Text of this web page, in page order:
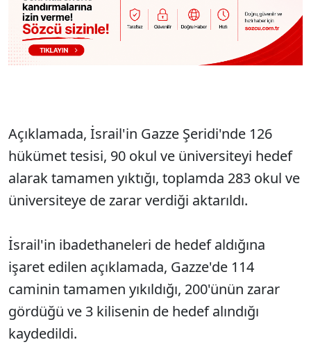
Açıklamada, İsrail'in Gazze Şeridi'nde 126
hükümet tesisi, 90 okul ve üniversiteyi hedef
alarak tamamen yıktığı, toplamda 283 okul ve
üniversiteye de zarar verdiği aktarıldı.
İsrail'in ibadethaneleri de hedef aldığına
işaret edilen açıklamada, Gazze'de 114
caminin tamamen yıkıldığı, 200'ünün zarar
gördüğü ve 3 kilisenin de hedef alındığı
kaydedildi.